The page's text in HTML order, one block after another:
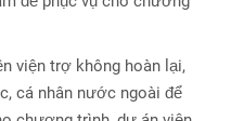
viện trợ không hoàn lại,
cá nhân nước ngoài để